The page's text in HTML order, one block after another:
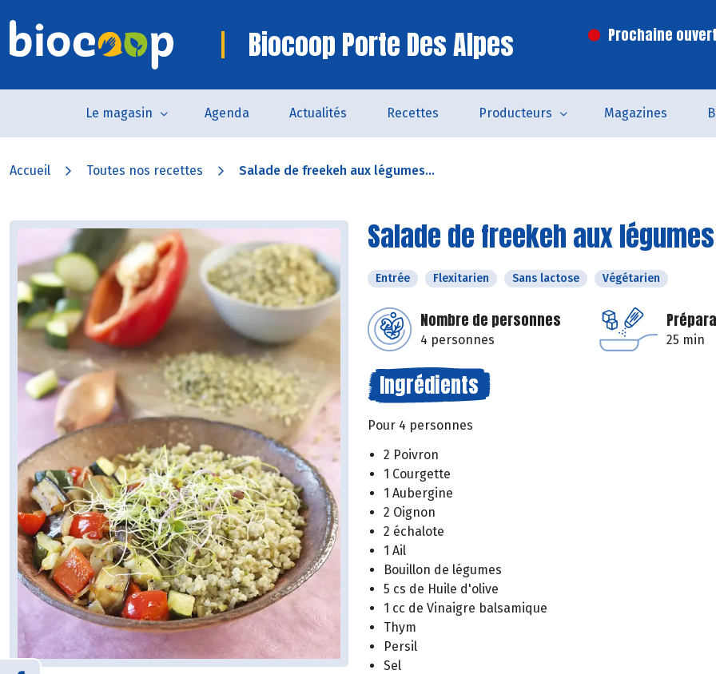
Biocoop Porte Des Alpes Prochaine
Le magasin Agenda Actualités Recettes Producteurs Magazines
Accueil Toutes nos recettes Salade de freekeh aux légumes...
Salade de freekeh aux
Entrée Flexitarien Sans lactose Végétarien
Nombre de personnes
4 personnes 25 min
Ingrédients
Pour 4 personnes
2 Poivron
1 Courgette
1 Aubergine
2 Oignon
2 échalote
1 Ail
Bouillon de légumes
5 cs de Huile d'olive
1 cc de Vinaigre balsamique
Thym
Persil
Sel